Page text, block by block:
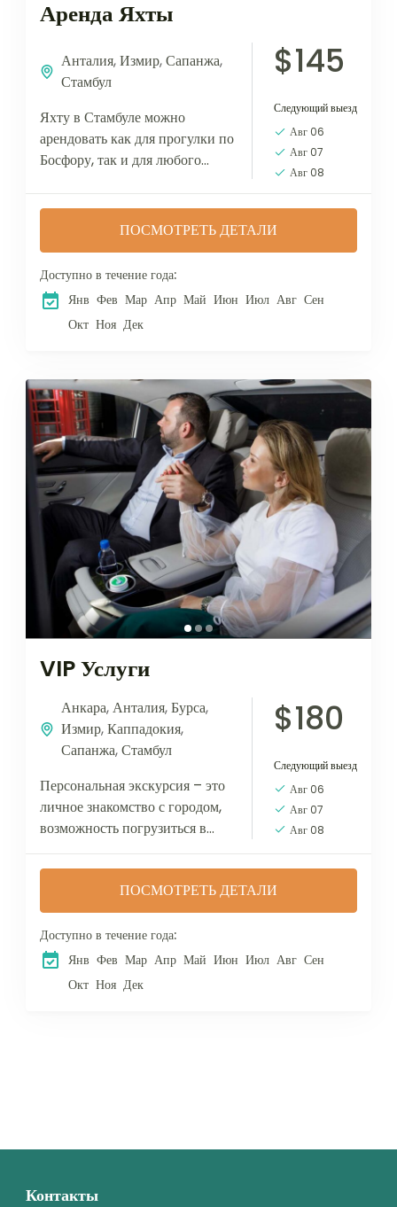
Аренда Яхты
Анталия,Измир,Сапанжа,
Стамбул
Яхту в Стамбуле можно
арендовать как для прогулки по
Босфору, так и для любого
свадьбы, организации
корпоративных праздников.
Широкий...
$145
Следующий выезд
Авг 06
Авг 07
Авг 08
ПОСМОТРЕТЬ ДЕТАЛИ
Доступно в течение года:
Янв Фев Мар Апр Май Июн Июл Авг Сен
Окт Ноя Дек
VIP Услуги
Анкара,Анталия,Бурса,
Измир,Каппадокия,
Сапанжа,Стамбул
Персональная экскурсия – это
личное знакомство с городом,
возможность погрузиться в
историю и ритм современного
города. Все ваши предпочтения
для осмотра города и
достопримечательностей
учитываются...
$180
Следующий выезд
Авг 06
Авг 07
Авг 08
ПОСМОТРЕТЬ ДЕТАЛИ
Доступно в течение года:
Янв Фев Мар Апр Май Июн Июл Авг Сен
Окт Ноя Дек
Контакты